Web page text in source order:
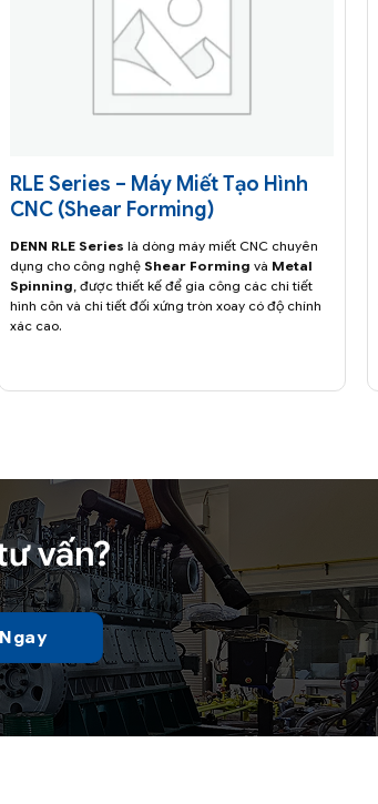
RLE Series – Máy Miết Tạo Hình
CNC (Shear Forming)
DENN RLE Series là dòng máy miết CNC chuyên
dụng cho công nghệ Shear Forming và Metal
Spinning , được thiết kế để gia công các chi tiết
hình côn và chi tiết đối xứng tròn xoay có độ chính
xác cao.
vấn?